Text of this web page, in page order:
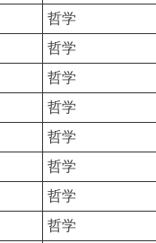
哲学
哲学
哲学
哲学
哲学
哲学
哲学
哲学